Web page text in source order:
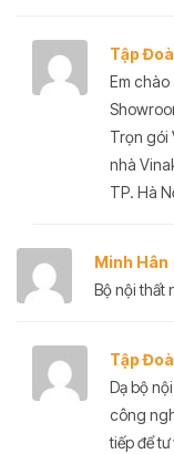
Tập
Em
Trọn gói
nhà
TP. Hà
Minh Hân
Bộ nội thất
Tập
Dạ bộ
công
tiếp để